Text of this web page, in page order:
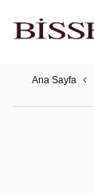
Ana Sayfa